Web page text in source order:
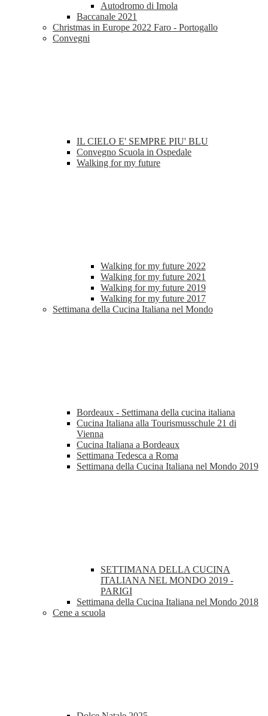
Autodromo di Imola
Baccanale 2021
Christmas in Europe 2022 Faro - Portogallo
Convegni
IL CIELO E' SEMPRE PIU' BLU
Convegno Scuola in Ospedale
Walking for my future
Walking for my future 2022
Walking for my future 2021
Walking for my future 2019
Walking for my future 2017
Settimana della Cucina Italiana nel Mondo
Bordeaux - Settimana della cucina italiana
Cucina Italiana alla Tourismusschule 21 di
Vienna
Cucina Italiana a Bordeaux
Settimana Tedesca a Roma
Settimana della Cucina Italiana nel Mondo 2019
SETTIMANA DELLA CUCINA
ITALIANA NEL MONDO 2019 -
PARIGI
Settimana della Cucina Italiana nel Mondo 2018
Cene a scuola